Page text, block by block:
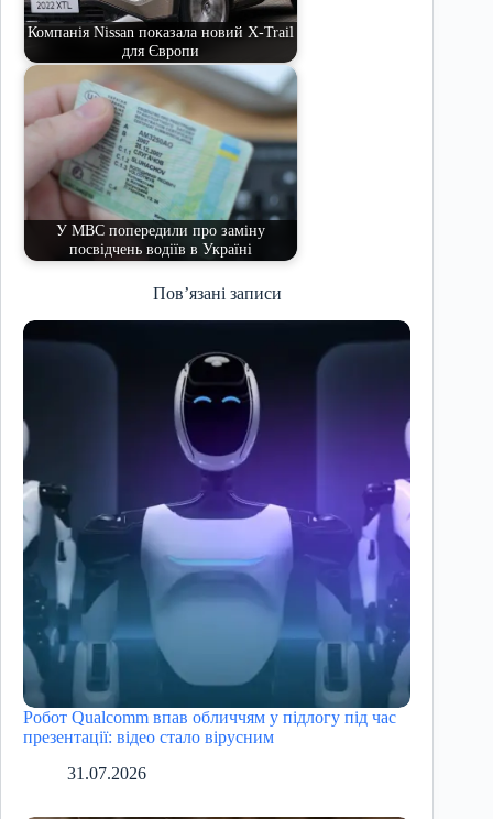
Компанія Nissan показала новий X-Trail
для Європи
У МВС попередили про заміну
посвідчень водіїв в Україні
Пов’язані записи
Робот Qualcomm впав обличчям у підлогу під час
презентації: відео стало вірусним
31.07.2026